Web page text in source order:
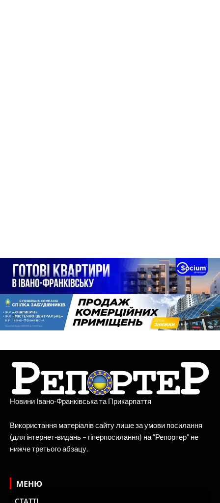
Новини Івано-Франківська та Прикарпаття
Використання матеріалів сайту лише за умови посилання
(для інтернет-видань – гіперпосилання) на “Репортер” не
нижче третього абзацу.
МЕНЮ
СТАТТІ